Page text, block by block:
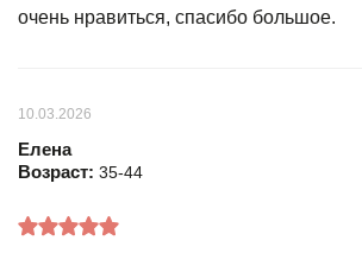
очень нравиться, спасибо большое.
10.03.2026
Елена
Возраст: 35-44